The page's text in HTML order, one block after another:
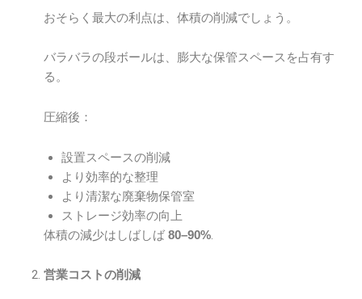
おそらく最大の利点は、体積の削減でしょう。
バラバラの段ボールは、膨大な保管スペースを占有す
る。
圧縮後：
設置スペースの削減
より効率的な整理
より清潔な廃棄物保管室
ストレージ効率の向上
体積の減少はしばしば 80–90%.
営業コストの削減